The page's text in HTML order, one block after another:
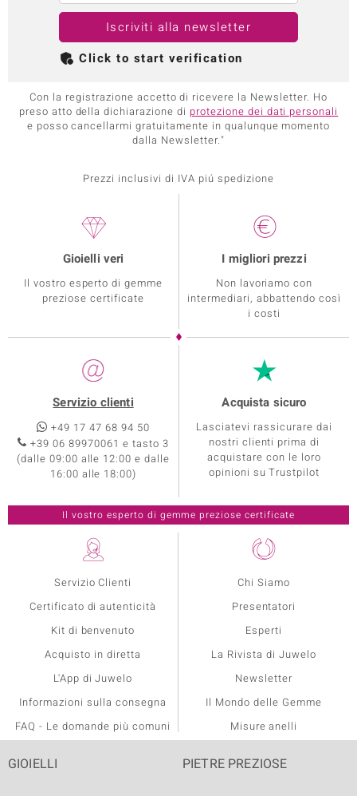
Iscriviti alla newsletter
Click to start verification
Con la registrazione accetto di ricevere la Newsletter. Ho
preso atto della dichiarazione di protezione dei dati personali
e posso cancellarmi gratuitamente in qualunque momento
dalla Newsletter."
Prezzi inclusivi di IVA piú spedizione
Gioielli veri
Il vostro esperto di gemme
preziose certificate
I migliori prezzi
Non lavoriamo con
intermediari, abbattendo così
i costi
Servizio clienti
+49 17 47 68 94 50
+39 06 89970061 e tasto 3
(dalle 09:00 alle 12:00 e dalle
16:00 alle 18:00)
Acquista sicuro
Lasciatevi rassicurare dai
nostri clienti prima di
acquistare con le loro
opinioni su Trustpilot
Servizio Clienti
Certificato di autenticità
Kit di benvenuto
Acquisto in diretta
L'App di Juwelo
Informazioni sulla consegna
FAQ - Le domande più comuni
Chi Siamo
Presentatori
Esperti
La Rivista di Juwelo
Newsletter
Il Mondo delle Gemme
Misure anelli
GIOIELLI PIETRE PREZIOSE